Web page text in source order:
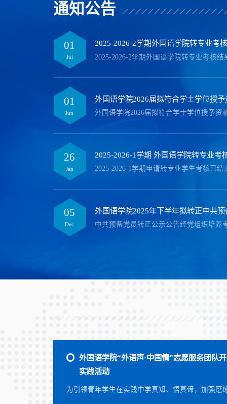
通知公告
01
Jul
2025-2026-2学期外国语学院转专业考
01
Jun
外国语学院2026届拟符合学士学位授
外国语学院2026届拟符合学士学位授予资
26
Jan
2025-2026-1学期 外国语学院转专业考
05
Dec
外国语学院2025年下半年拟转正中共
外国语学院“外语声·中国情”志愿服务团队
实践活动